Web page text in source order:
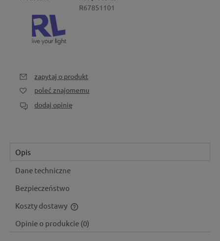
R67851101
zapytaj o produkt
poleć znajomemu
dodaj opinię
Opis
Dane techniczne
Bezpieczeństwo
Koszty dostawy
Cena nie zawiera ewentualnych kosztów płatności
Opinie o produkcie (0)